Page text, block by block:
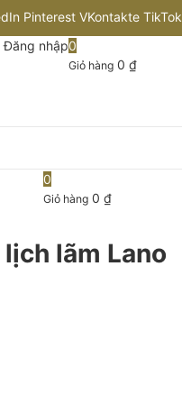
Pinterest VKontakte TikTok
Github
Đăng nhập0
Giỏ hàng 0 ₫
0
Giỏ hàng 0 ₫
lãm Lano